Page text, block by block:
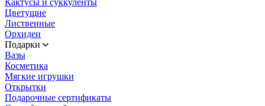
Кактусы и суккуленты
Цветущие
Лиственные
Орхидеи
Подарки
Вазы
Косметика
Мягкие игрушки
Открытки
Подарочные сертификаты